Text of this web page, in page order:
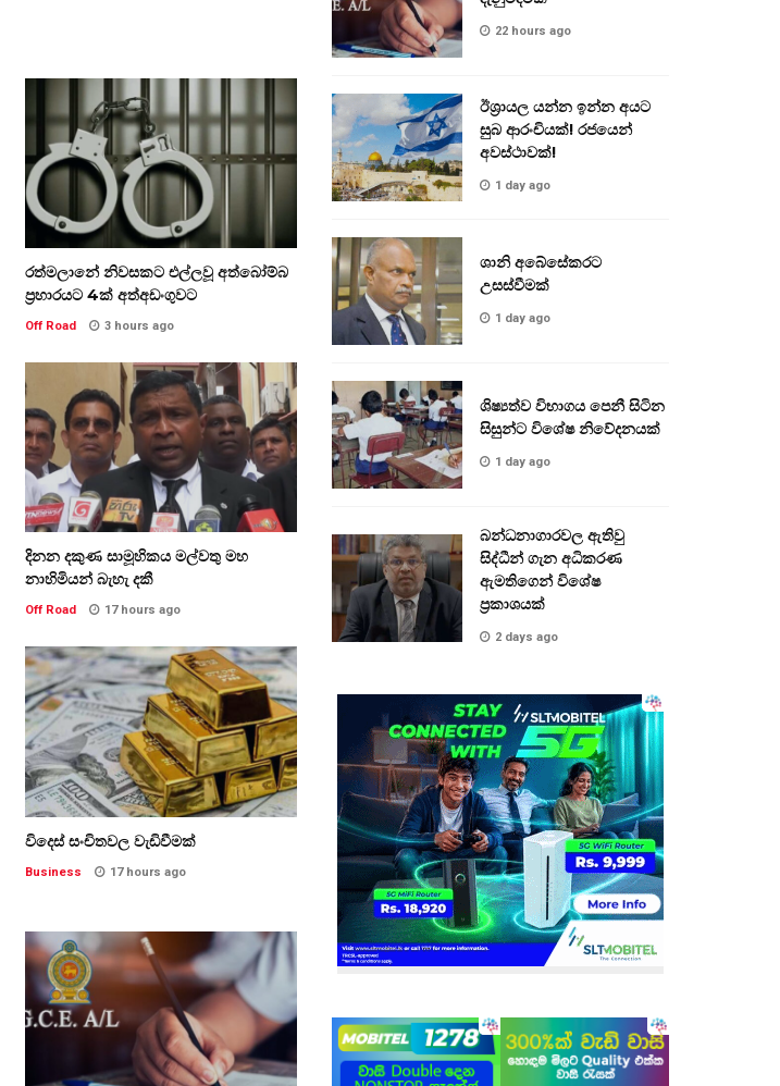
රත්මලානේ නිවසකට එල්ලවූ අත්බෝම්බ
ප්‍රහාරයට 4ක් අත්අඩංගුවට
Off Road 3 hours ago
දිනන දකුණ සාමූහිකය මල්වතු මහ
නාහිමියන් බැහැ දකී
Off Road 17 hours ago
විදෙස් සංචිතවල වැඩිවීමක්
Business 17 hours ago
22 hours ago
ඊශ්‍රායල යන්න ඉන්න අයට
සුබ ආරංචියක්! ‍රජයෙන්
අවස්ථාවක්!
1 day ago
ශානි අබේසේකරට
උසස්වීමක්
1 day ago
ශිෂ්‍යත්ව විභාගය පෙනී සිටින
සිසුන්ට විශේෂ නිවේදනයක්
1 day ago
බන්ධනාගාරවල ඇතිවු
සිද්ධීන් ගැන අධිකරණ
ඇමතිගෙන් විශේෂ
ප්‍රකාශයක්
2 days ago